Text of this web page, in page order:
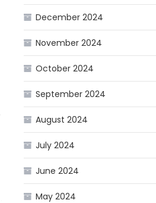
December 2024
November 2024
October 2024
September 2024
August 2024
July 2024
June 2024
May 2024